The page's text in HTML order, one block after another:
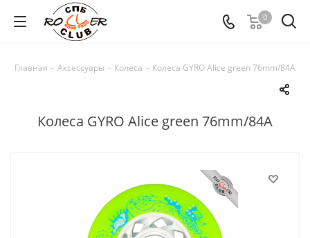
0
Главная - Аксессуары - Колеса - Колеса GYRO Alice green 76mm/84A
Колеса GYRO Alice green 76mm/84A